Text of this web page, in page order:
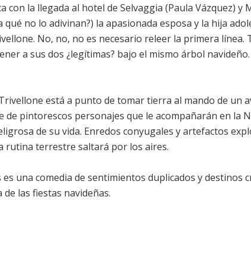
con la llegada al hotel de Selvaggia (Paula Vázquez) y
qué no lo adivinan?) la apasionada esposa y la hija
No, no, no es necesario releer la primera línea.
a sus dos ¿legítimas? bajo el mismo árbol navideño.
está a punto de tomar tierra al mando de un
pintorescos personajes que le acompañarán en la
de su vida. Enredos conyugales y artefactos
rutina terrestre saltará por los aires.
es una comedia de sentimientos duplicados y destinos
las fiestas navideñas.